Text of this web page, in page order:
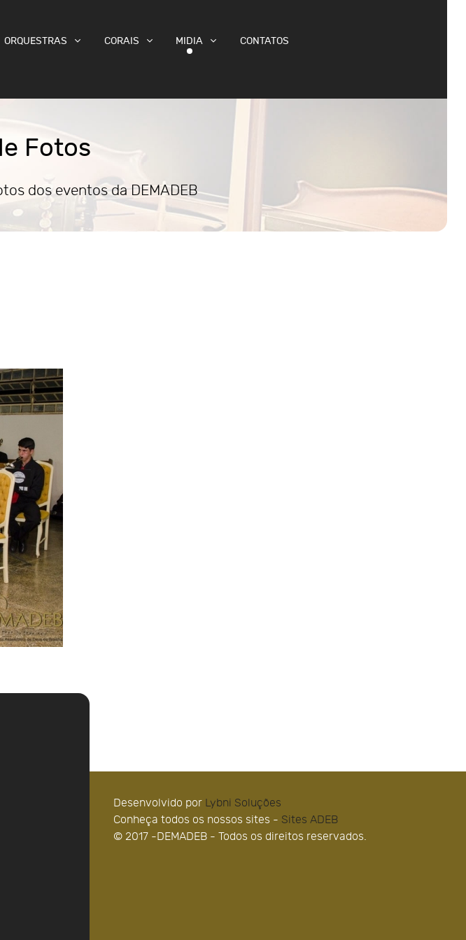
ORQUESTRAS CORAIS MIDIA CONTATOS
Fotos
dos eventos da DEMADEB
Desenvolvido por Lybni Soluções
Conheça todos os nossos sites - Sites ADEB
© 2017 -DEMADEB - Todos os direitos reservados.